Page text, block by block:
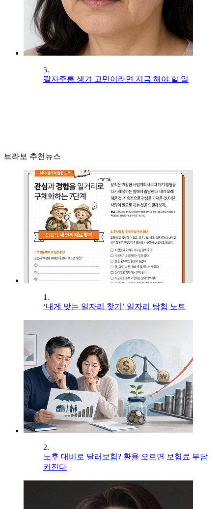
5.
팔자주름 생겨 고민이라면 지금 해야 할 일
브라보 추천뉴스
1.
‘내게 맞는 일자리 찾기’ 일자리 탐험 노트
2.
노후 대비로 달러보험? 환율 오르면 보험료 부담
커진다